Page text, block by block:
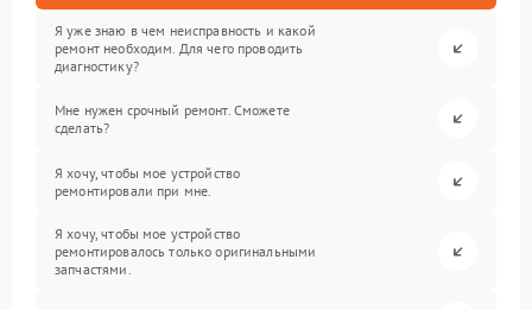
Я уже знаю в чем неисправность и какой
ремонт необходим. Для чего проводить
диагностику?
Мне нужен срочный ремонт. Сможете
сделать?
Я хочу, чтобы мое устройство
ремонтировали при мне.
Я хочу, чтобы мое устройство
ремонтировалось только оригинальными
запчастями.